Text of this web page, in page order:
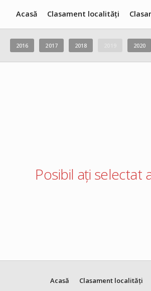
Acasă Clasament localități
2016 2017 2018 2020
Posibil ați selectat
Acasă Clasament localități